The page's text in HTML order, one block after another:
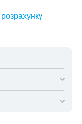
розрахунку